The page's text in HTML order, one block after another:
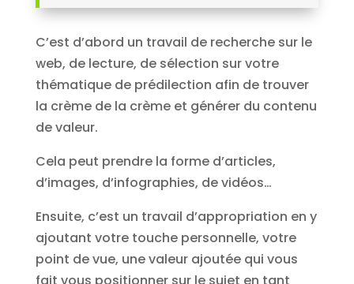
C’est d’abord un travail de recherche sur le
web, de lecture, de sélection sur votre
thématique de prédilection afin de trouver
la crème de la crème et générer du contenu
de valeur.
Cela peut prendre la forme d’articles,
d’images, d’infographies, de vidéos…
Ensuite, c’est un travail d’appropriation en y
ajoutant votre touche personnelle, votre
point de vue, une valeur ajoutée qui vous